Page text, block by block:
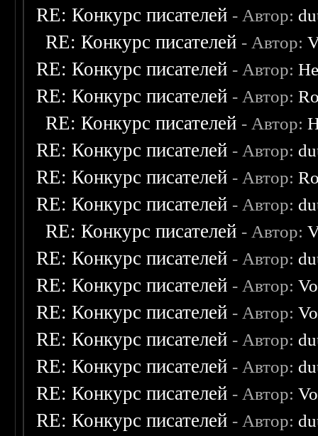
RE: Конкурс писателей - Автор:
RE: Конкурс писателей - Автор:
RE: Конкурс писателей - Автор:
RE: Конкурс писателей - Автор:
RE: Конкурс писателей - Автор:
RE: Конкурс писателей - Автор:
RE: Конкурс писателей - Автор:
RE: Конкурс писателей - Автор:
RE: Конкурс писателей - Автор:
RE: Конкурс писателей - Автор:
RE: Конкурс писателей - Автор:
RE: Конкурс писателей - Автор:
RE: Конкурс писателей - Автор:
RE: Конкурс писателей - Автор:
RE: Конкурс писателей - Автор:
RE: Конкурс писателей - Автор: